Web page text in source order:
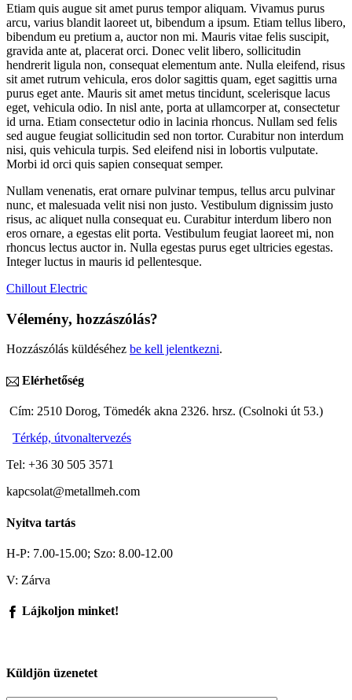
Etiam quis augue sit amet purus tempor aliquam. Vivamus purus
arcu, varius blandit laoreet ut, bibendum a ipsum. Etiam tellus libero,
bibendum eu pretium a, auctor non mi. Mauris vitae felis suscipit,
gravida ante at, placerat orci. Donec velit libero, sollicitudin
hendrerit ligula non, consequat elementum ante. Nulla eleifend, risus
sit amet rutrum vehicula, eros dolor sagittis quam, eget sagittis urna
purus eget ante. Mauris sit amet metus tincidunt, scelerisque lacus
eget, vehicula odio. In nisl ante, porta at ullamcorper at, consectetur
id urna. Etiam consectetur odio in lacinia rhoncus. Nullam sed felis
sed augue feugiat sollicitudin sed non tortor. Curabitur non interdum
nisi, quis vehicula turpis. Sed eleifend nisi in lobortis vulputate.
Morbi id orci quis sapien consequat semper.
Nullam venenatis, erat ornare pulvinar tempus, tellus arcu pulvinar
nunc, et malesuada velit nisi non justo. Vestibulum dignissim justo
risus, ac aliquet nulla consequat eu. Curabitur interdum libero non
eros ornare, a egestas elit porta. Vestibulum feugiat laoreet mi, non
rhoncus lectus auctor in. Nulla egestas purus eget ultricies egestas.
Integer luctus in mauris id pellentesque.
Chillout Electric
Vélemény, hozzászólás?
Hozzászólás küldéséhez be kell jelentkezni.
Elérhetőség
Cím: 2510 Dorog, Tömedék akna 2326. hrsz. (Csolnoki út 53.)
Térkép, útvonaltervezés
Tel: +36 30 505 3571
kapcsolat@metallmeh.com
Nyitva tartás
H-P: 7.00-15.00; Szo: 8.00-12.00
V: Zárva
Lájkoljon minket!
Küldjön üzenetet